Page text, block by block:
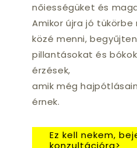
nőiességüket és
Amikor újra jó tükörbe
közé menni,
pillantásokat és
érzések,
amik még
érnek.
Ez kell nekem,
konzultációra>